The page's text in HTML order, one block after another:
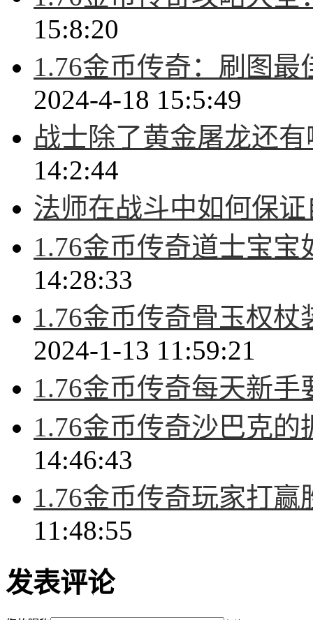
15:8:20
1.76金币传奇：刷图
2024-4-18 15:5:49
战士除了黄金屠龙还
14:2:44
法师在战斗中如何保
1.76金币传奇道士宝宝
14:28:33
1.76金币传奇骨玉权
2024-1-13 11:59:21
1.76金币传奇每天新手
1.76金币传奇沙巴克
14:46:43
1.76金币传奇玩家打
11:48:55
发表评论